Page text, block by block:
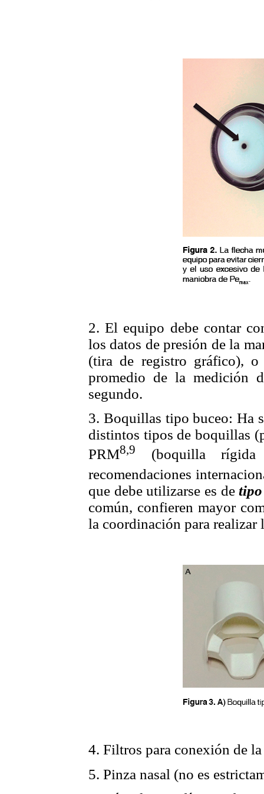
2. El equipo debe contar
los datos de presión de la
(tira de registro gráfico),
promedio de la medición
segundo.
3. Boquillas tipo buceo: Ha
distintos tipos de boquillas
PRM8,9
(boquilla
recomendaciones
que debe utilizarse es de
común, confieren mayor
la coordinación para realizar
4. Filtros para conexión de
5. Pinza nasal (no es